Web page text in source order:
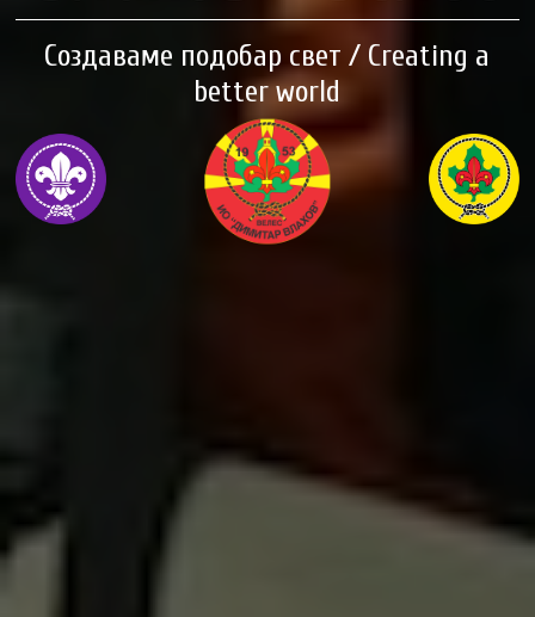
Создаваме подобар свет / Creating a
better world